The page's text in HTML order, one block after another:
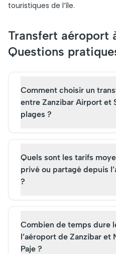
touristiques de l’île.
Transfert aéroport
Questions
Comment choisir un
entre Zanzibar Airport et
plages ?
Quels sont les tarifs
privé ou partagé depuis
?
Combien de temps dure
l’aéroport de Zanzibar et
Paje ?